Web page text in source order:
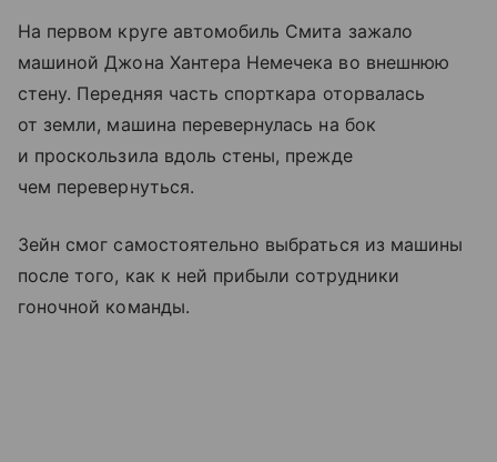
На первом круге автомобиль Смита зажало
машиной Джона Хантера Немечека во внешнюю
стену. Передняя часть спорткара оторвалась
от земли, машина перевернулась на бок
и проскользила вдоль стены, прежде
чем перевернуться.
Зейн смог самостоятельно выбраться из машины
после того, как к ней прибыли сотрудники
гоночной команды.